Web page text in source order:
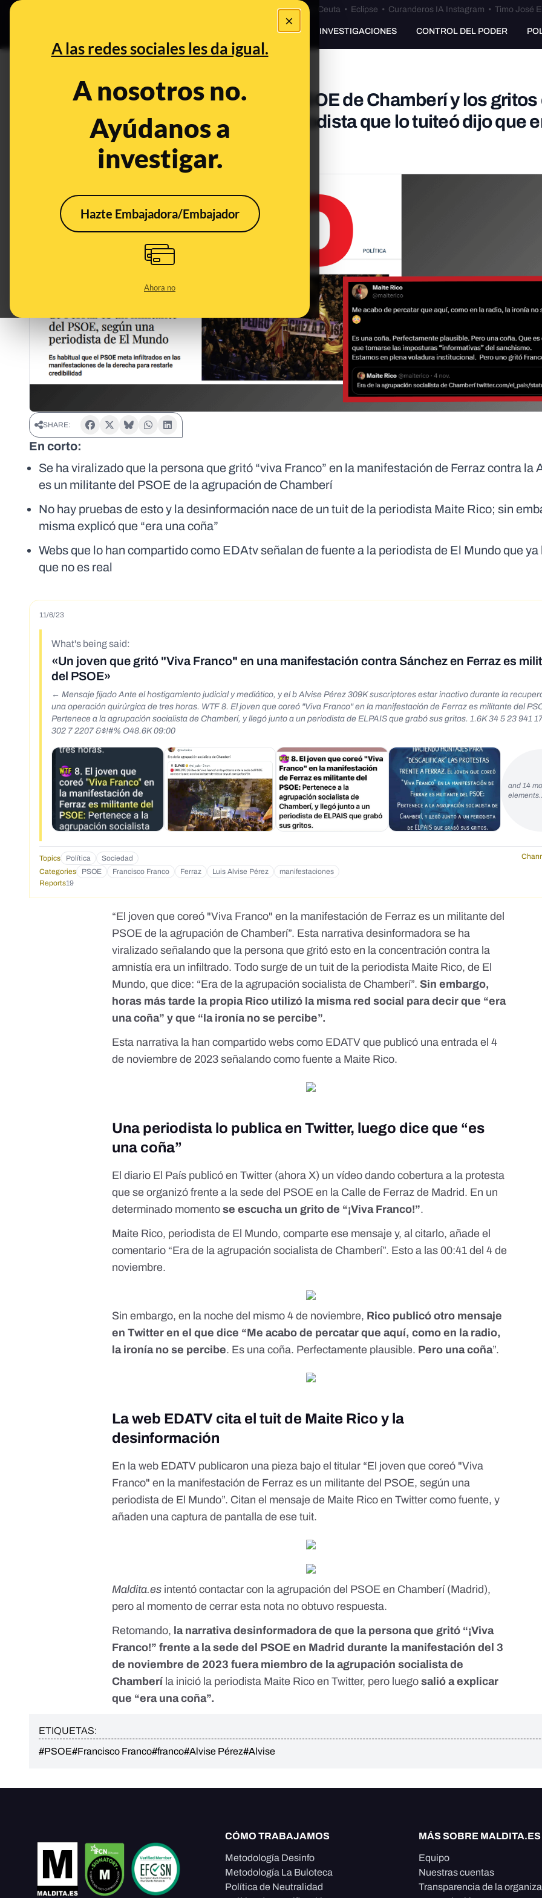
×
A las redes sociales les da igual.
A nosotros no.
Ayúdanos a
investigar.
Hazte Embajadora/Embajador
Ahora no
Especial Ceuta•Bulos Ceuta • Eclipse • Curanderos IA Instagram • Timo José
PREBUNKING INVESTIGACIONES CONTROL DEL PODER
El miembro de la agrupación del PSOE de Chamberí y los gritos
Franco en la manifestación: la periodista que lo tuiteó dijo que
"una coña"
Nov 6, 2023, 12:47:27 PM
SHARE:
En corto:
Se ha viralizado que la persona que gritó “viva Franco” en la manifestación de Ferraz contra la
es un militante del PSOE de la agrupación de Chamberí
No hay pruebas de esto y la desinformación nace de un tuit de la periodista Maite Rico; sin
misma explicó que “era una coña”
Webs que lo han compartido como EDAtv señalan de fuente a la periodista de El Mundo que ya
que no es real
11/6/23
What's being said:
«Un joven que gritó "Viva Franco" en una manifestación contra Sánchez en Ferraz es
del PSOE»
← Mensaje fijado Ante el hostigamiento judicial y mediático, y el b Alvise Pérez 309K suscriptores estar inactivo durante la
una operación quirúrgica de tres horas. WTF 8. El joven que coreó "Viva Franco" en la manifestación de Ferraz es militante del
Pertenece a la agrupación socialista de Chamberí, y llegó junto a un periodista de ELPAIS que grabó sus gritos. 1.6K 34 5 23 941
302 7 2207 &$!#% O48.6K 09:00
and 14
Topics Política Sociedad
Categories
PSOE Francisco Franco Ferraz Luis Alvise Pérez
manifestaciones
Reports19
“El joven que coreó "Viva Franco" en la manifestación de Ferraz es un militante del
PSOE de la agrupación de Chamberí”. Esta narrativa desinformadora se ha
viralizado señalando que la persona que gritó esto en la concentración contra la
amnistía era un infiltrado. Todo surge de un tuit de la periodista Maite Rico, de El
Mundo, que dice: “Era de la agrupación socialista de Chamberí”. Sin embargo,
horas más tarde la propia Rico utilizó la misma red social para decir que “era
una coña” y que “la ironía no se percibe”.
Esta narrativa la han compartido webs como EDATV que publicó una entrada el 4
de noviembre de 2023 señalando como fuente a Maite Rico.
Una periodista lo publica en Twitter, luego dice que “es
una coña”
El diario El País publicó en Twitter (ahora X) un vídeo dando cobertura a la protesta
que se organizó frente a la sede del PSOE en la Calle de Ferraz de Madrid. En un
determinado momentose escucha un grito de “¡Viva Franco!”.
Maite Rico, periodista de El Mundo,comparte ese mensaje y, al citarlo, añade el
comentario “Era de la agrupación socialista de Chamberí”. Esto a las 00:41 del 4 de
noviembre.
Sin embargo, en la noche del mismo 4 de noviembre, Rico publicó otro mensaje
en Twitter en el que dice “Me acabo de percatar que aquí, como en la radio,
la ironía no se percibe. Es una coña. Perfectamente plausible. Pero una coña”.
La web EDATV cita el tuit de Maite Rico y la
desinformación
En la web EDATV publicaron una pieza bajo el titular “El joven que coreó "Viva
Franco" en la manifestación de Ferraz es un militante del PSOE, según una
periodista de El Mundo”. Citan el mensaje de Maite Rico en Twitter como fuente, y
añaden una captura de pantalla de ese tuit.
Maldita.es intentó contactar con laagrupación del PSOE en Chamberí(Madrid),
pero al momento de cerrar esta nota no obtuvo respuesta.
Retomando, la narrativa desinformadora de que la persona que gritó “¡Viva
Franco!” frente a la sede del PSOE en Madrid durante la manifestación del 3
de noviembre de 2023 fuera miembro de la agrupación socialista de
Chamberí la inició la periodista Maite Rico en Twitter, pero luegosalió a explicar
que “era una coña”.
ETIQUETAS:
#PSOE#Francisco Franco#franco#Alvise Pérez#Alvise
CÓMO TRABAJAMOS
Metodología Desinfo
Metodología La Buloteca
Política de Neutralidad
MÁS SOBRE MALDITA.ES
Equipo
Nuestras cuentas
Transparencia de la